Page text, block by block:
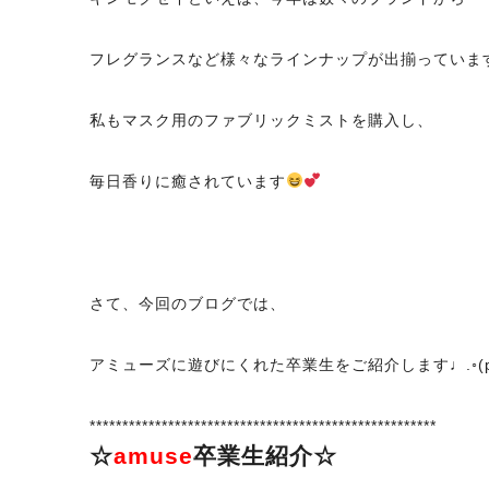
フレグランスなど様々なラインナップが出揃ってい
私もマスク用のファブリックミストを購入し、
毎日香りに癒されています
さて、今回のブログでは、
アミューズに遊びにくれた卒業生をご紹介します
*****************************************************
☆amuse卒業生紹介☆